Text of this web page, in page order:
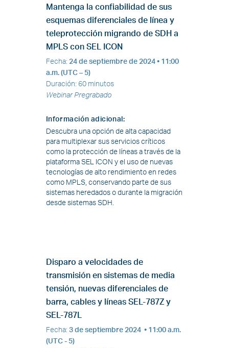
Mantenga la confiabilidad de sus
esquemas diferenciales de línea y
teleprotección migrando de SDH a
MPLS con SEL ICON
Fecha: 24 de septiembre de 2024 • 11:00
a.m. (UTC – 5)
Duración: 60 minutos
Webinar Pregrabado
Información adicional :
Descubra una opción de alta capacidad
para multiplexar sus servicios críticos
como la protección de líneas a través de la
plataforma SEL ICON y el uso de nuevas
tecnologías de alto rendimiento en redes
como MPLS, conservando parte de sus
sistemas heredados o durante la migración
desde sistemas SDH.
Disparo a velocidades de
transmisión en sistemas de media
tensión, nuevas diferenciales de
barra, cables y líneas SEL-787Z y
SEL-787L
Fecha: 3 de septiembre 2024 • 11:00 a.m.
(UTC - 5)